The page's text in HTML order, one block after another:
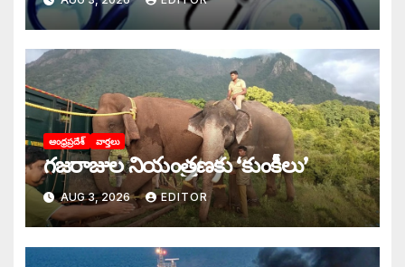
ఆంధ్రప్రదేశ్ వార్తలు
గజరాజుల నియంత్రణకు ‘కుంకీలు’
AUG 3, 2026 EDITOR